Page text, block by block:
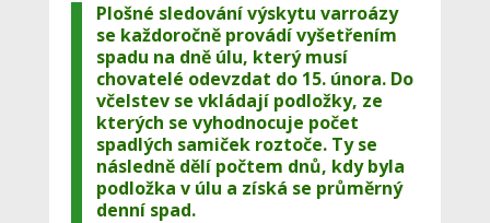
Plošné sledování výskytu varroázy
se každoročně provádí vyšetřením
spadu na dně úlu, který musí
chovatelé odevzdat do 15. února. Do
včelstev se vkládají podložky, ze
kterých se vyhodnocuje počet
spadlých samiček roztoče. Ty se
následně dělí počtem dnů, kdy byla
podložka v úlu a získá se průměrný
denní spad.